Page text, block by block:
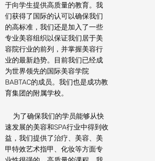
于向学生提供高质量的教育。我
们获得了国际的认可以确保我们
的高标准，我们还是加入了一些
专业美容组织以保证我们居于美
容院行业的前列，并掌握美容行
业的最新趋势。目前我们已经成
为世界领先的国际美容学院
BABTAC的成员。我们也是成功教
育集团的附属学校。
为了确保我们的学员能够从快
速发展的美容和SPA行业中得到收
益，我们提供了治疗、美容、美
甲特效艺术指甲、化妆等方面专